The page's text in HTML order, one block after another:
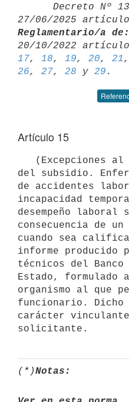
27/06/2025
Reglamentario/a de:
20/10/2022
17, 18, 19, 20, 21
26, 27, 28 y 29
Artículo 15
del subsidio.
de accidentes
incapacidad
desempeño laboral
consecuencia de
cuando sea
informe producido
técnicos del Banco
Estado,
organismo al que
funcionario. Dicho
carácter
(*)Notas: